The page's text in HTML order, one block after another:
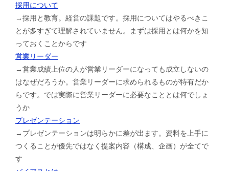
採用について
→採用と教育。経営の課題です。採用についてはやるべきこ
とが多すぎて理解されていません。まずは採用とは何かを知
っておくことからです
営業リーダー
→営業成績上位の人が営業リーダーになっても成立しないの
はなぜだろうか。営業リーダーに求められるものが特有だか
らです。では実際に営業リーダーに必要なこととは何でしょ
うか
プレゼンテーション
→プレゼンテーションは明らかに差が出ます。資料を上手に
つくることが優先ではなく提案内容（構成、企画）が全てで
す